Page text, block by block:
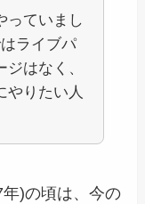
っていまし
ライブパ
はなく、
やりたい人
)の頃は、今の